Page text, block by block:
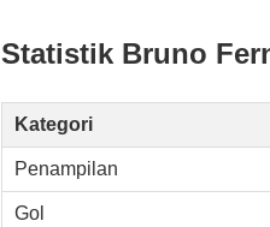
Statistik Bruno
Kategori
Penampilan
Gol